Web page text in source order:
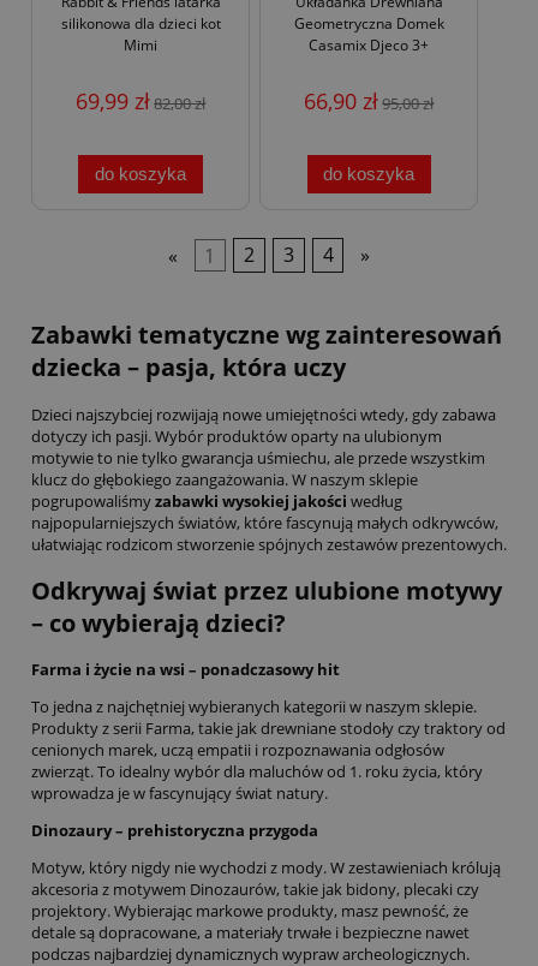
silikonowa dla dzieci kot
Mimi
69,99 zł82,00 zł
do koszyka
Geometryczna Domek
Casamix Djeco 3+
66,90 zł95,00 zł
do koszyka
« 1 2 3 4 »
Zabawki tematyczne wg zainteresowań
dziecka – pasja, która uczy
Dzieci najszybciej rozwijają nowe umiejętności wtedy, gdy zabawa
dotyczy ich pasji. Wybór produktów oparty na ulubionym
motywie to nie tylko gwarancja uśmiechu, ale przede wszystkim
klucz do głębokiego zaangażowania. W naszym sklepie
pogrupowaliśmyzabawki wysokiej jakości według
najpopularniejszych światów, które fascynują małych odkrywców,
ułatwiając rodzicom stworzenie spójnych zestawów prezentowych.
Odkrywaj świat przez ulubione motywy
– co wybierają dzieci?
Farma i życie na wsi – ponadczasowy hit
To jedna z najchętniej wybieranych kategorii w naszym sklepie.
Produkty z serii Farma, takie jak drewniane stodoły czy traktory od
cenionych marek, uczą empatii i rozpoznawania odgłosów
zwierząt. To idealny wybór dla maluchów od 1. roku życia, który
wprowadza je w fascynujący świat natury.
Dinozaury – prehistoryczna przygoda
Motyw, który nigdy nie wychodzi z mody. W zestawieniach królują
akcesoria z motywem Dinozaurów, takie jak bidony, plecaki czy
projektory. Wybierając markowe produkty, masz pewność, że
detale są dopracowane, a materiały trwałe i bezpieczne nawet
podczas najbardziej dynamicznych wypraw archeologicznych.